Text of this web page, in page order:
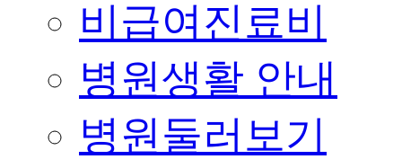
비급여진료비
병원생활 안내
병원둘러보기